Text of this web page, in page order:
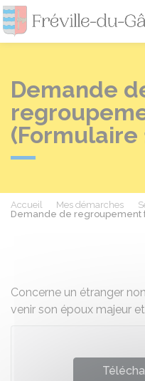
Demande
(Formulaire
Accueil Mes démarches
Demande de regroupement
Concerne un étranger
venir son époux majeur